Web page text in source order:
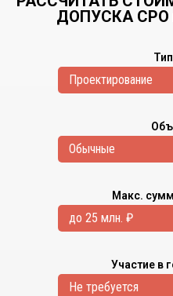
ДОПУСКА СРО
Проектирование
Обычные
Макс.
до 25 млн. ₽
Участие в
Не требуется